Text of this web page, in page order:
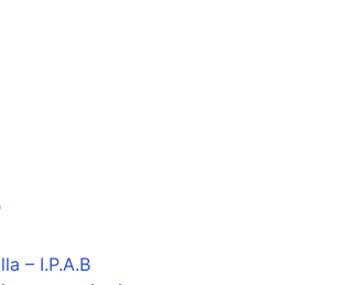
– I.P.A.B